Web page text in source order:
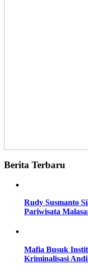
Berita Terbaru
Rudy Susmanto
Pariwisata
Mafia Busuk
Kriminalisasi